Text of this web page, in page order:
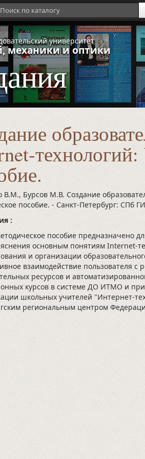
университет
механики и оптики
В.М., Бурсов М.В. Создание
пособие. - Санкт-Петербург: СПб
:
пособие предназначено
основным понятиям Internet-
и организации
взаимодействие пользователя
ресурсов и
курсов в системе ДО ИТМО и
школьных учителей "Интернет-
региональным центром